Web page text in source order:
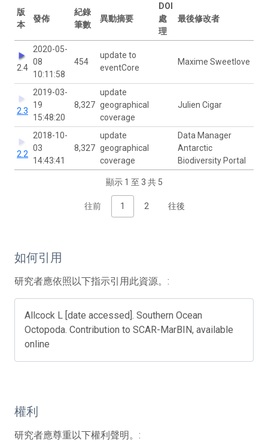
版
本
發佈
紀錄
筆數
異動摘要
DOI
處
理
最後修改者
2.4
2020-05-
08
10:11:58
454
update to
eventCore
Maxime Sweetlove
2.3
2019-03-
19
15:48:20
8,327
update
geographical
coverage
Julien Cigar
2.2
2018-10-
03
14:43:41
8,327
update
geographical
coverage
Data Manager
Antarctic
Biodiversity Portal
顯示 1 至 3 共 5
往前 1 2 往後
如何引用
研究者應依照以下指示引用此資源。:
Allcock L [date accessed]. Southern Ocean
Octopoda. Contribution to SCAR-MarBIN, available
online
權利
研究者應尊重以下權利聲明。: